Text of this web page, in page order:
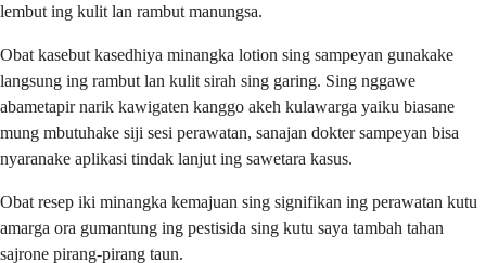
lembut ing kulit lan rambut manungsa.
Obat kasebut kasedhiya minangka lotion sing sampeyan gunakake
langsung ing rambut lan kulit sirah sing garing. Sing nggawe
abametapir narik kawigaten kanggo akeh kulawarga yaiku biasane
mung mbutuhake siji sesi perawatan, sanajan dokter sampeyan bisa
nyaranake aplikasi tindak lanjut ing sawetara kasus.
Obat resep iki minangka kemajuan sing signifikan ing perawatan kutu
amarga ora gumantung ing pestisida sing kutu saya tambah tahan
sajrone pirang-pirang taun.